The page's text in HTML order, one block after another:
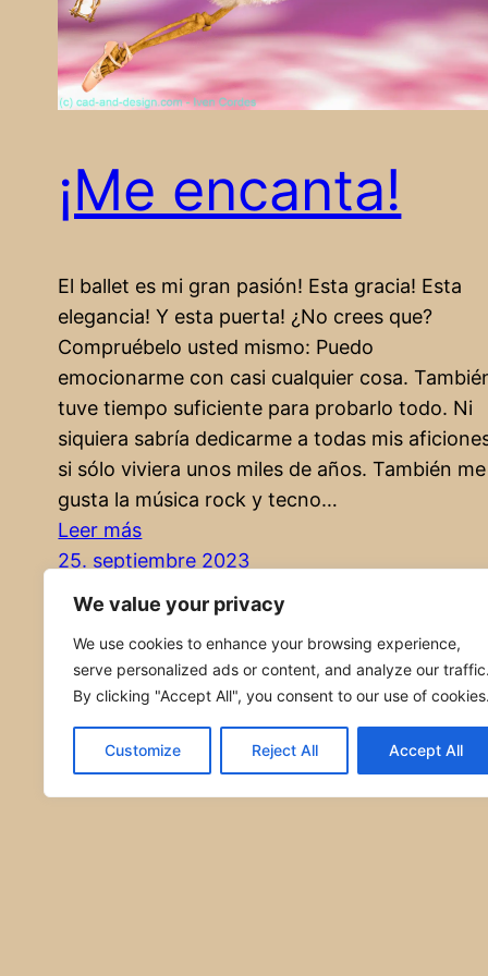
We value your privacy
We use cookies to enhance your browsing experience,
serve personalized ads or content, and analyze our traffic.
By clicking "Accept All", you consent to our use of cookies.
Customize Reject All Accept All
¡Me encanta!
El ballet es mi gran pasión! Esta gracia! Esta
elegancia! Y esta puerta! ¿No crees que?
Compruébelo usted mismo: Puedo
emocionarme con casi cualquier cosa.
tuve tiempo suficiente para probarlo todo. Ni
siquiera sabría dedicarme a todas mis
si sólo viviera unos miles de años. También me
gusta la música rock y tecno…
Leer más:
¡Me
25. septiembre 2023
Newer Posts